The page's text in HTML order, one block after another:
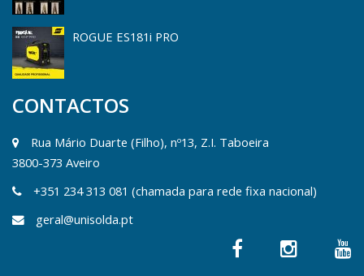
ROGUE ES181i PRO
CONTACTOS
Rua Mário Duarte (Filho), nº13, Z.I. Taboeira
3800-373 Aveiro
+351 234 313 081 (chamada para rede fixa nacional)
geral@unisolda.pt